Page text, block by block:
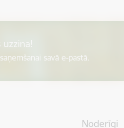
savā e-pastā.
Noderīgi